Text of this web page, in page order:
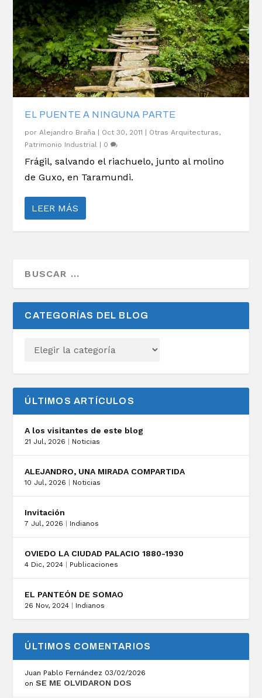
EL PUENTE A NINGUNA PARTE
porAlejandro Braña Oct 30, 2011 Otras Arquitecturas,
Patrimonio Industrial
0
Frágil, salvando el riachuelo, junto al molino
de Guxo, en Taramundi.
LEER MÁS
CATEGORÍAS DEL BLOG
ÚLTIMOS ARTÍCULOS
A los visitantes de este blog
21 Jul, 2026 Noticias
ALEJANDRO, UNA MIRADA COMPARTIDA
10 Jul, 2026 Noticias
Invitación
7 Jul, 2026 Indianos
OVIEDO LA CIUDAD PALACIO 1880-1930
4 Dic, 2024 Publicaciones
EL PANTEÓN DE SOMAO
26 Nov, 2024 Indianos
ÚLTIMOS COMENTARIOS
Juan Pablo Fernández 03/02/2026
onSE ME OLVIDARON DOS